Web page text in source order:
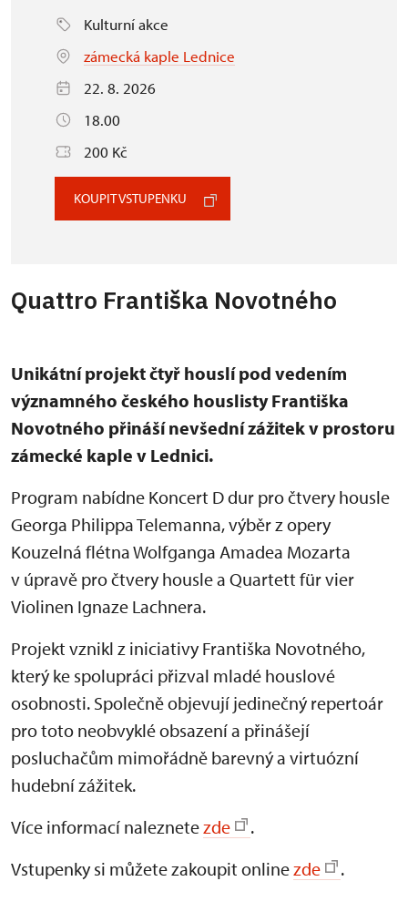
Kulturní akce
zámecká kaple Lednice
22. 8. 2026
18.00
200 Kč
KOUPIT VSTUPENKU
Quattro Františka Novotného
Unikátní projekt čtyř houslí pod vedením
významného českého houslisty Františka
Novotného přináší nevšední zážitek v prostoru
zámecké kaple v Lednici.
Program nabídne Koncert D dur pro čtvery housle
Georga Philippa Telemanna, výběr z opery
Kouzelná flétna Wolfganga Amadea Mozarta
v úpravě pro čtvery housle a Quartett für vier
Violinen Ignaze Lachnera.
Projekt vznikl z iniciativy Františka Novotného,
který ke spolupráci přizval mladé houslové
osobnosti. Společně objevují jedinečný repertoár
pro toto neobvyklé obsazení a přinášejí
posluchačům mimořádně barevný a virtuózní
hudební zážitek.
Více informací naleznetezde
.
Vstupenky si můžete zakoupit onlinezde .